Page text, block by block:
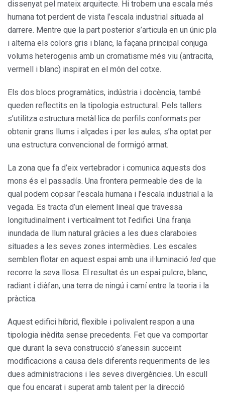
dissenyat pel mateix arqui­tecte. Hi trobem una escala més
humana tot perdent de vista l’escala industrial situada al
darrere. Mentre que la part posterior s’articula en un únic pla
i alterna els colors gris i blanc, la façana principal conjuga
volums hetero­genis amb un cromatisme més viu (antracita,
vermell i blanc) inspirat en el món del cotxe.
Els dos blocs programàtics, indústria i docència, també
queden reflectits en la tipologia estructural. Pels tallers
s’utilitza estructura metàl·lica de perfils conformats per
obtenir grans llums i alçades i per les aules, s’ha optat per
una estructura convencional de formigó armat.
La zona que fa d’eix vertebrador i comunica aquests dos
mons és el passadís. Una frontera permeable des de la
qual podem copsar l’escala humana i l’escala industrial a la
vegada. Es tracta d’un element lineal que travessa
longitudinalment i verticalment tot l’edifici. Una franja
inundada de llum natural gràcies a les dues claraboies
situades a les seves zones intermèdies. Les escales
semblen flotar en aquest espai amb una il·luminació led que
recorre la seva llosa. El resultat és un espai pulcre, blanc,
radiant i diàfan, una terra de ningú i camí entre la teoria i la
pràctica.
Aquest edifici híbrid, flexible i polivalent respon a una
tipologia inèdita sense precedents. Fet que va comportar
que durant la seva construcció s’anes­sin succeint
modificacions a causa dels diferents requeriments de les
dues administracions i les seves divergències. Un escull
que fou encarat i superat amb talent per la direcció